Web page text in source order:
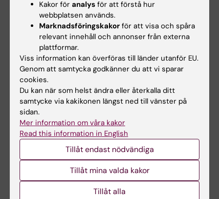
Ny skrivsal förbereds
i Scheelelaboratoriet
Nu påbörjas ombyggnad för
att skapa en ny sal för
tentamen och…
Claudia Hanson ny
professor i global
g
Claudia Hanson vid
folkhälsa har utsetts till…
Kakor för analys för att förstå hur
webbplatsen används.
Marknadsföringskakor för att visa och spåra
relevant innehåll och annonser från externa
plattformar.
Viss information kan överföras till länder utanför EU.
Genom att samtycka godkänner du att vi sparar
cookies.
Du kan när som helst ändra eller återkalla ditt
samtycke via kakikonen längst ned till vänster på
sidan.
Mer information om våra kakor
Read this information in English
Tillåt endast nödvändiga
Tillåt mina valda kakor
Tillåt alla